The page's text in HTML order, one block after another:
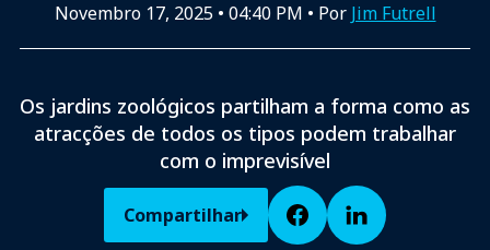
Novembro 17, 2025• 04:40 PM • Por Jim Futrell
Os jardins zoológicos partilham a forma como as
atracções de todos os tipos podem trabalhar
com o imprevisível
Compartilhar